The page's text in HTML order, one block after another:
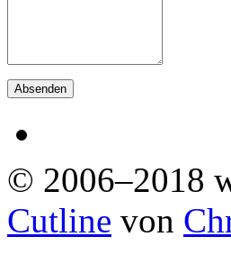
© 2006–2018
Cutline von